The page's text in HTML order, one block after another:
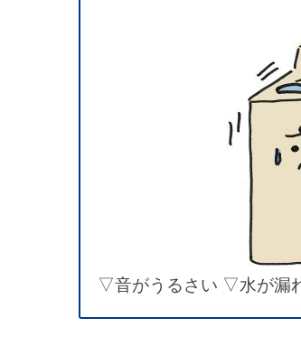
▽音がうるさい ▽水が漏